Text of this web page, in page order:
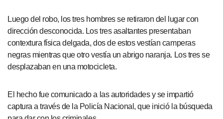
Luego del robo, los tres hombres se retiraron del lugar con
dirección desconocida. Los tres asaltantes presentaban
contextura física delgada, dos de estos vestían camperas
negras mientras que otro vestía un abrigo naranja. Los tres se
desplazaban en una motocicleta.
El hecho fue comunicado a las autoridades y se impartió
captura a través de la Policía Nacional, que inició la búsqueda